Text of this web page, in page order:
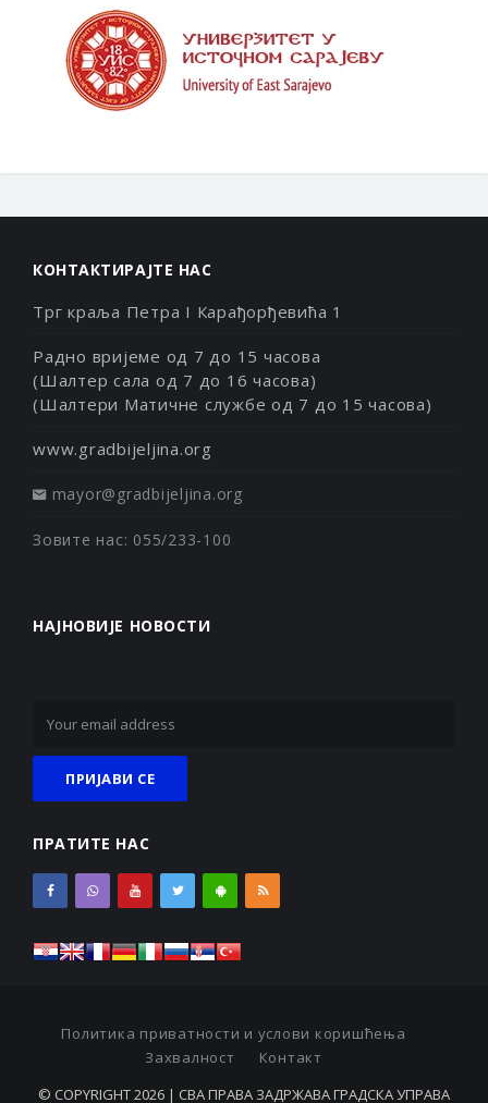
КОНТАКТИРАЈТЕ НАС
Трг краља Петра I Карађорђевића 1
Радно вријеме од 7 до 15 часова
(Шалтер сала од 7 до 16 часова)
(Шалтери Матичне службе од 7 до 15 часова)
www.gradbijeljina.org
mayor@gradbijeljina.org
Зовите нас: 055/233-100
НАЈНОВИЈЕ НОВОСТИ
ПРАТИТЕ НАС
Политика приватности и услови коришћења
Захвалност
Контакт
© COPYRIGHT 2026 | СВА ПРАВА ЗАДРЖАВА ГРАДСКА УПРАВА